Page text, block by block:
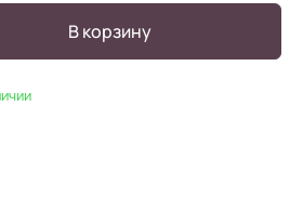
В корзину